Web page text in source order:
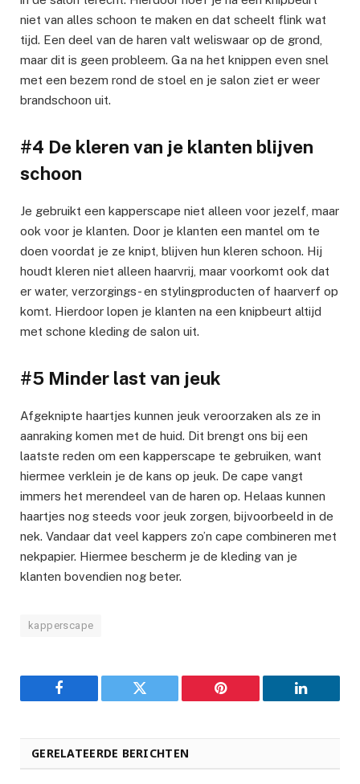
niet van alles schoon te maken en dat scheelt flink wat
tijd. Een deel van de haren valt weliswaar op de grond,
maar dit is geen probleem. Ga na het knippen even snel
met een bezem rond de stoel en je salon ziet er weer
brandschoon uit.
#4 De kleren van je klanten blijven
schoon
Je gebruikt een kapperscape niet alleen voor jezelf, maar
ook voor je klanten. Door je klanten een mantel om te
doen voordat je ze knipt, blijven hun kleren schoon. Hij
houdt kleren niet alleen haarvrij, maar voorkomt ook dat
er water, verzorgings- en stylingproducten of haarverf op
komt. Hierdoor lopen je klanten na een knipbeurt altijd
met schone kleding de salon uit.
#5 Minder last van jeuk
Afgeknipte haartjes kunnen jeuk veroorzaken als ze in
aanraking komen met de huid. Dit brengt ons bij een
laatste reden om een kapperscape te gebruiken, want
hiermee verklein je de kans op jeuk. De cape vangt
immers het merendeel van de haren op. Helaas kunnen
haartjes nog steeds voor jeuk zorgen, bijvoorbeeld in de
nek. Vandaar dat veel kappers zo’n cape combineren met
nekpapier. Hiermee bescherm je de kleding van je
klanten bovendien nog beter.
kapperscape
Facebook Twitter Pinterest LinkedIn
GERELATEERDE BERICHTEN